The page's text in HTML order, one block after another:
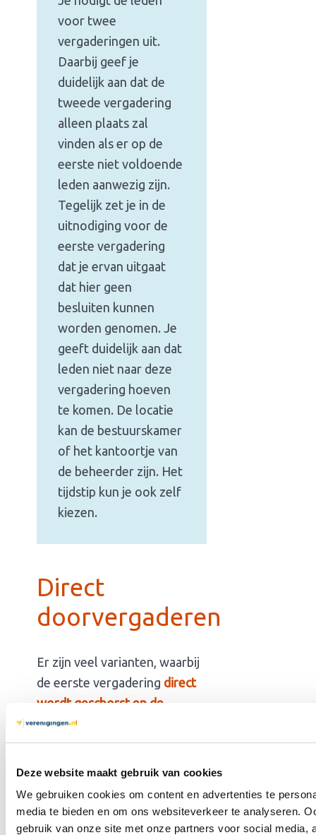
Deze website maakt gebruik van cookies
We gebruiken cookies om content en advertenties te
media te bieden en om ons websiteverkeer te analyseren.
gebruik van onze site met onze partners voor social media,
voor twee
vergaderingen uit.
Daarbij geef je
duidelijk aan dat de
tweede vergadering
alleen plaats zal
vinden als er op de
eerste niet voldoende
leden aanwezig zijn.
Tegelijk zet je in de
uitnodiging voor de
eerste vergadering
dat je ervan uitgaat
dat hier geen
besluiten kunnen
worden genomen. Je
geeft duidelijk aan dat
leden niet naar deze
vergadering hoeven
te komen. De locatie
kan de bestuurskamer
of het kantoortje van
de beheerder zijn. Het
tijdstip kun je ook zelf
kiezen.
Direct
doorvergaderen
Er zijn veel varianten, waarbij
de eerste vergadering direct
wordt geschorst en de
tweede vergadering start
Ook de vergadering sluiten en
benadering passeer je
eigenlijk de statuten. Zeker